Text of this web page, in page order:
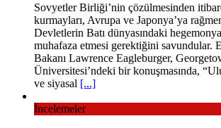
Sovyetler Birliği’nin çözülmesinden
kurmayları, Avrupa ve Japonya’ya
Devletlerin Batı dünyasındaki
muhafaza etmesi gerektiğini savundular.
Bakanı Lawrence Eagleburger,
Üniversitesi’ndeki bir konuşmasında,
ve siyasal [...]
İncelemeler